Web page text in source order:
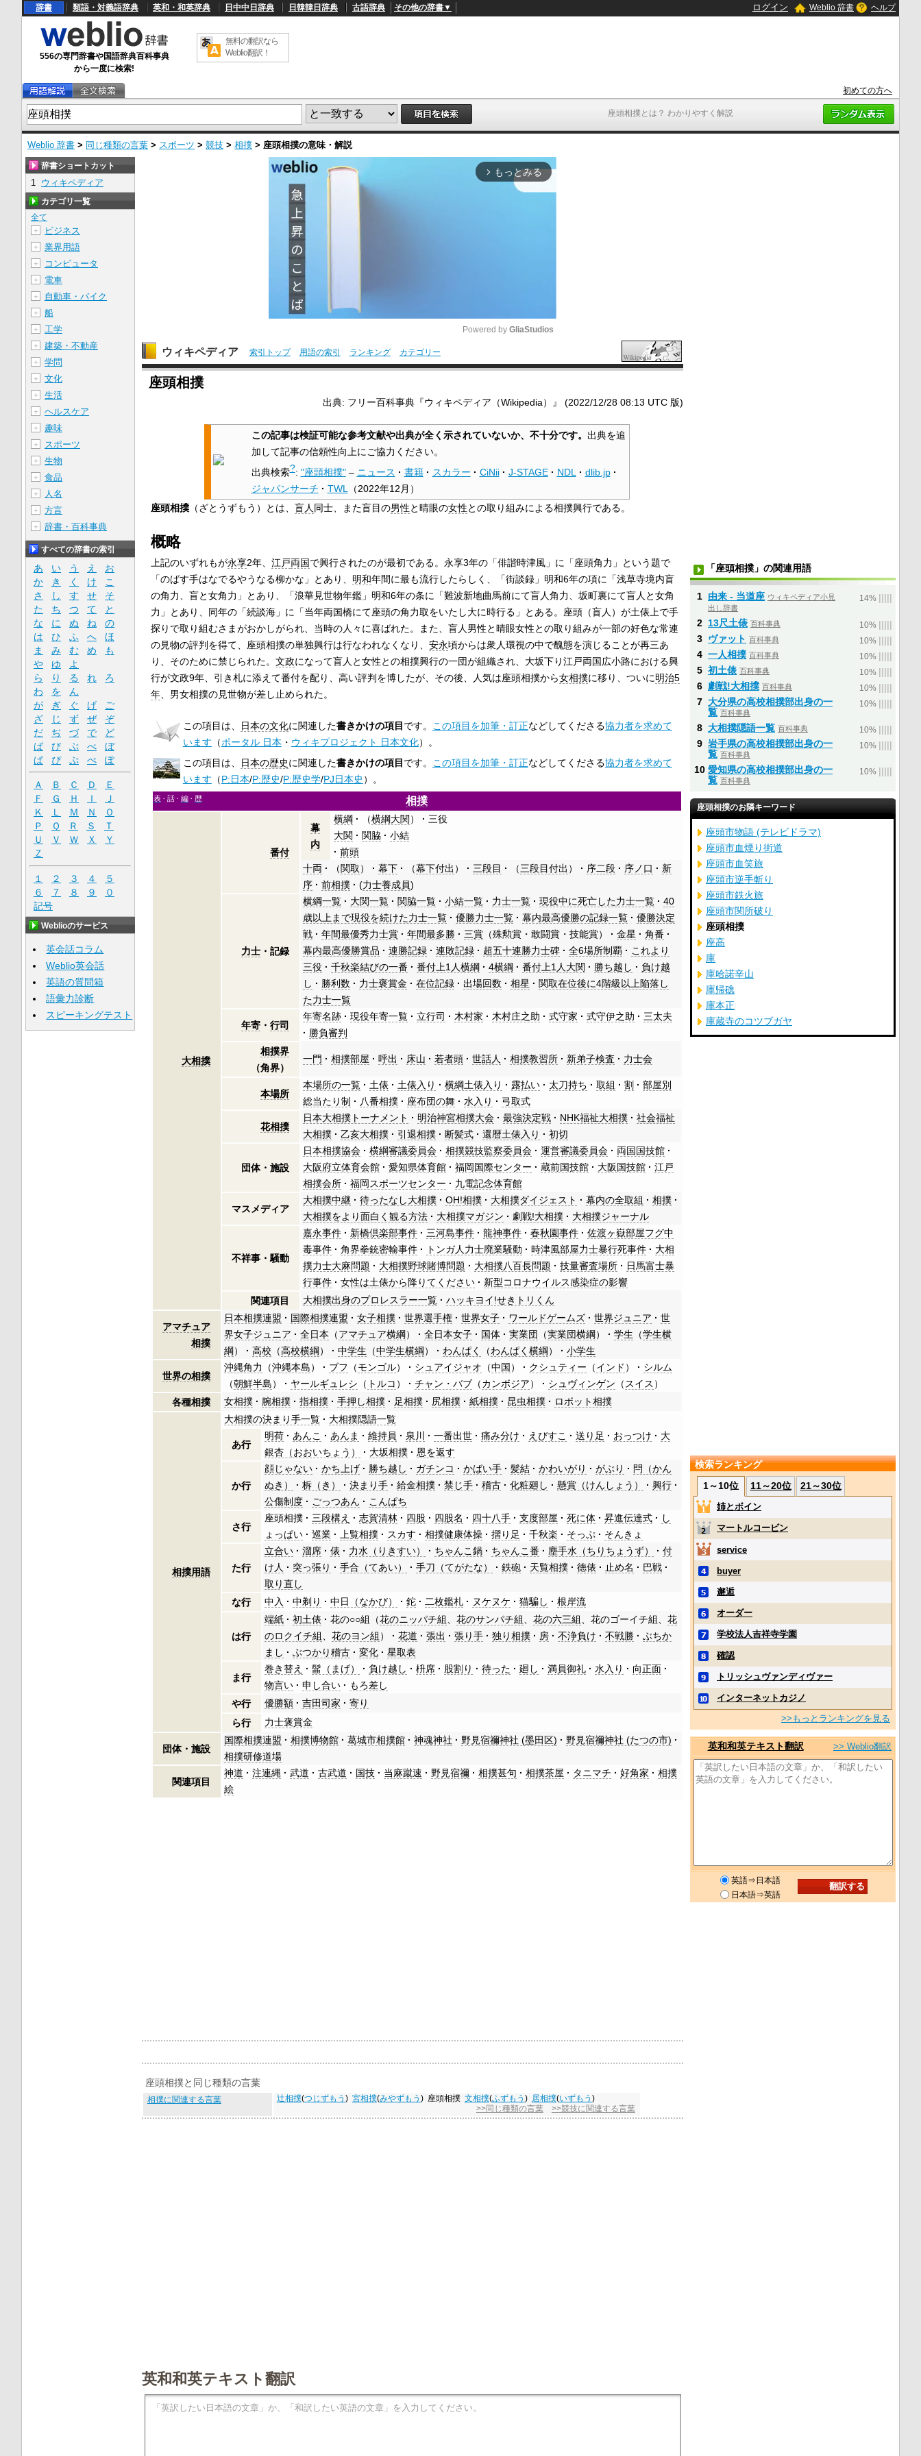
座頭相撲とは？ わかりやすく解説
辞書 類語・対義語辞典 英和・和英辞典 日中中日辞典 日韓韓日辞典 古語辞典 その他の辞書▼ ログイン Weblio 辞書 ヘルプ
556の専門辞書や国語辞典百科事典
から一度に検索!
無料の翻訳なら
Weblio翻訳！
初めての方へ
Weblio 辞書 > 同じ種類の言葉 > スポーツ > 競技 > 相撲 > 座頭相撲の意味・解説
arrow_forward_ios もっとみる
M
t
e
Powered by GliaStudios
ウィキペディア 索引トップ 用語の索引 ランキング カテゴリー
座頭相撲
出典: フリー百科事典『ウィキペディア（Wikipedia）』 (2022/12/28 08:13 UTC 版)
この記事は検証可能な参考文献や出典が全く示されていないか、不十分です。 出典を追
加して記事の信頼性向上にご協力ください。
出典検索?: "座頭相撲"– ニュース · 書籍 · スカラー · CiNii · J-STAGE · NDL · dlib.jp ·
ジャパンサーチ · TWL（2022年12月 ）
座頭相撲（ざとうずもう）とは、 盲人同士、また盲目の男性と晴眼の女性との取り組みによる相撲興行である。
概略
上記のいずれもが永享2年、 江戸両国で興行されたのが最初である。永享3年の「俳諧時津風」に「座頭角力」という題で
「のばす手はなでるやうなる柳かな」とあり、 明和年間に最も流行したらしく、「街談録」明和6年の項に「浅草寺境内盲
の角力、盲と女角力」とあり、「浪華見世物年鑑」明和6年の条に「難波新地曲馬前にて盲人角力、坂町裏にて盲人と女角
力」とあり、同年の「続談海」に「当年両国橋にて座頭の角力取をいたし大に時行る」とある。座頭（盲人）が土俵上で手
探りで取り組むさまがおかしがられ、当時の人々に喜ばれた。また、盲人男性と晴眼女性との取り組みが一部の好色な常連
の見物の評判を得て、座頭相撲の単独興行は行なわれなくなり、 安永頃からは衆人環視の中で醜態を演じることが再三あ
り、そのために禁じられた。 文政になって盲人と女性との相撲興行の一団が組織され、大坂下り江戸両国広小路における興
行が文政9年、引き札に添えて番付を配り、高い評判を博したが、その後、人気は座頭相撲から女相撲に移り、ついに明治5
年、男女相撲の見世物が差し止められた。
この項目は、 日本の文化に関連した書きかけの項目 です。 この項目を加筆・訂正などしてくださる協力者を求めて
います （ポータル 日本 ・ ウィキプロジェクト 日本文化）。
この項目は、
日本の歴史に関連した書きかけの項目 です。 この項目を加筆・訂正などしてくださる協力者を求めて
います （P:日本/P:歴史/P:歴史学/PJ日本史 ）。
表 話 編 歴 相撲
大相撲
番付
幕
内
横綱 （横綱大関）
三役
大関
関脇
小結
前頭
十両
（関取 ） 幕下 （幕下付出 ） 三段目 （三段目付出 ） 序二段 序ノ口
新
序
前相撲 (力士養成員)
力士 ・記録
横綱一覧 大関一覧 関脇一覧 小結一覧 力士一覧 現役中に死亡した力士一覧
40
歳以上まで現役を続けた力士一覧
優勝力士一覧 幕内最高優勝の記録一覧
優勝決定
戦
年間最優秀力士賞 年間最多勝 三賞 （殊勲賞・敢闘賞・技能賞） 金星
角番
幕内最高優勝賞品
連勝記録 連敗記録 超五十連勝力士碑 全6場所制覇
これより
三役
千秋楽結びの一番 番付上1人横綱 4横綱 番付上1人大関 勝ち越し
負け越
し
勝利数 力士褒賞金 在位記録 出場回数 相星
関取在位後に4階級以上陥落し
た力士一覧
年寄 ・行司
年寄名跡 現役年寄一覧 立行司 木村家 木村庄之助 式守家 式守伊之助
三太夫
勝負審判
相撲界
（角界）
一門 相撲部屋 呼出 床山 若者頭 世話人 相撲教習所 新弟子検査 力士会
本場所
本場所の一覧 土俵 土俵入り 横綱土俵入り 露払い 太刀持ち 取組 割
部屋別
総当たり制
八番相撲 座布団の舞 水入り 弓取式
花相撲
日本大相撲トーナメント 明治神宮相撲大会 最強決定戦 NHK福祉大相撲
社会福祉
大相撲
乙亥大相撲 引退相撲 断髪式 還暦土俵入り 初切
団体・施設
日本相撲協会 横綱審議委員会 相撲競技監察委員会 運営審議委員会
両国国技館
大阪府立体育会館
愛知県体育館 福岡国際センター 蔵前国技館 大阪国技館
江戸
相撲会所
福岡スポーツセンター 九電記念体育館
マスメディア
大相撲中継 待ったなし大相撲 OH!相撲 大相撲ダイジェスト 幕内の全取組
相撲
大相撲をより面白く観る方法
大相撲マガジン 劇戦!大相撲 大相撲ジャーナル
不祥事・騒動
嘉永事件 新橋倶楽部事件 三河島事件 龍神事件 春秋園事件
佐渡ヶ嶽部屋フグ中
毒事件
角界拳銃密輸事件 トンガ人力士廃業騒動 時津風部屋力士暴行死事件
大相
撲力士大麻問題
大相撲野球賭博問題 大相撲八百長問題 技量審査場所
日馬富士暴
行事件
女性は土俵から降りてください
新型コロナウイルス感染症の影響
関連項目
大相撲出身のプロレスラー一覧 ハッキヨイ!せきトリくん
アマチュア
相撲
日本相撲連盟 国際相撲連盟 女子相撲 世界選手権 世界女子 ワールドゲームズ 世界ジュニア
世
界女子ジュニア
全日本 （アマチュア横綱 ） 全日本女子 国体 実業団 （実業団横綱 ） 学生 （学生横
綱 ） 高校 （高校横綱 ） 中学生 （中学生横綱 ） わんぱく （わんぱく横綱 ） 小学生
世界の相撲
沖縄角力 （沖縄本島） ブフ （モンゴル） シュアイジャオ （中国 ） クシュティー （インド ）
シルム
（朝鮮半島） ヤールギュレシ （ トルコ ） チャン・バブ （カンボジア） シュヴィンゲン （ スイス ）
各種相撲
女相撲 腕相撲 指相撲 手押し相撲 足相撲 尻相撲 紙相撲 昆虫相撲 ロボット相撲
相撲用語
大相撲の決まり手一覧 大相撲隠語一覧
あ行
明荷 あんこ あんま 維持員 泉川 一番出世 痛み分け えびすこ 送り足 おっつけ
大
銀杏（おおいちょう）
大坂相撲 恩を返す
か行
顔じゃない かち上げ 勝ち越し ガチンコ かばい手 髪結 かわいがり がぶり
閂（かん
ぬき）
柝（き） 決まり手 給金相撲 禁じ手 稽古 化粧廻し 懸賞（けんしょう）
興行
公傷制度
ごっつあん こんぱち
さ行
座頭相撲 三段構え 志賀清林 四股 四股名 四十八手 支度部屋 死に体 昇進伝達式
し
ょっぱい
巡業 上覧相撲 スカす 相撲健康体操 摺り足 千秋楽 そっぷ そんきょ
た行
立合い 溜席 俵 力水（りきすい） ちゃんこ鍋 ちゃんこ番 塵手水（ちりちょうず）
付
け人
突っ張り 手合（てあい） 手刀（てがたな） 鉄砲 天覧相撲 徳俵 止め名
巴戦
取り直し
な行
中入 中剃り 中日（なかび） 鉈 二枚鑑札 ヌケヌケ 猫騙し 根岸流
は行
端紙 初土俵 花の○○組（花のニッパチ組 、花のサンパチ組 、花の六三組 、花のゴーイチ組、花
のロクイチ組
、花のヨン組 ） 花道 張出 張り手 独り相撲 房 不浄負け 不戦勝
ぶちか
まし
ぶつかり稽古 変化 星取表
ま行
巻き替え 髷（まげ） 負け越し 枡席 股割り 待った 廻し 満員御礼 水入り
向正面
物言い
申し合い
もろ差し
や行
優勝額 吉田司家
寄り
ら行
力士褒賞金
団体・施設
国際相撲連盟 相撲博物館 葛城市相撲館 神魂神社 野見宿禰神社 (墨田区)
野見宿禰神社 (たつの市)
相撲研修道場
関連項目
神道 注連縄 武道 古武道 国技 当麻蹴速 野見宿禰 相撲甚句 相撲茶屋 タニマチ 好角家
相撲
絵
座頭相撲と同じ種類の言葉
相撲に関連する言葉 辻相撲(つじずもう ) 宮相撲(みやずもう )座頭相撲 文相撲(ふずもう ) 居相撲(いずもう )
>>同じ種類の言葉
>>競技に関連する言葉
英和和英テキスト翻訳
辞書ショートカット
1 ウィキペディア
カテゴリ一覧
全て
＋
ビジネス
＋ 業界用語
＋ コンピュータ
＋ 電車
＋ 自動車・バイク
＋ 船
＋ 工学
＋ 建築・不動産
＋ 学問
＋ 文化
＋ 生活
＋ ヘルスケア
＋ 趣味
＋ スポーツ
＋ 生物
＋ 食品
＋ 人名
＋ 方言
＋ 辞書・百科事典
すべての辞書の索引
あ い う え
お
か
き く け
こ
さ
し す せ
そ
た
ち つ て
と
な
に ぬ ね
の
は
ひ ふ へ
ほ
ま
み む め
も
や
ゆ
よ
ら
り る れ
ろ
わ
を
ん
が
ぎ ぐ げ
ご
ざ
じ ず ぜ
ぞ
だ
ぢ づ で
ど
ば
び ぶ べ
ぼ
ぱ
ぴ ぷ ぺ ぽ
Ａ Ｂ Ｃ Ｄ
Ｅ
Ｆ
Ｇ Ｈ Ｉ
Ｊ
Ｋ
Ｌ Ｍ Ｎ
Ｏ
Ｐ
Ｑ Ｒ Ｓ
Ｔ
Ｕ
Ｖ Ｗ Ｘ
Ｙ
Ｚ
１ ２ ３ ４
５
６
７ ８ ９
０
記号
Weblioのサービス
英会話コラム
Weblio英会話
英語の質問箱
語彙力診断
スピーキングテスト
「座頭相撲」の関連用語
1 由来 - 当道座 ウィキペディア小見
出し辞書
14%
2 13尺土俵 百科事典 10%
3 ヴァット 百科事典 10%
4 一人相撲 百科事典 10%
5 初土俵 百科事典 10%
6 劇戦!大相撲 百科事典 10%
7 大分県の高校相撲部出身の一
覧 百科事典
10%
8 大相撲隠語一覧 百科事典 10%
9 岩手県の高校相撲部出身の一
覧 百科事典
10%
10 愛知県の高校相撲部出身の一
覧 百科事典
10%
座頭相撲のお隣キーワード
座頭市物語 (テレビドラマ)
座頭市血煙り街道
座頭市血笑旅
座頭市逆手斬り
座頭市鉄火旅
座頭市関所破り
座頭相撲
座高
庫
庫哈諾辛山
庫帰礁
庫本正
庫蔵寺のコツブガヤ
検索ランキング
1～10位
11～20位 21～30位
姉とボイン
マートルコービン
service
buyer
邂逅
オーダー
学校法人吉祥寺学園
確認
トリッシュヴァンディヴァー
インターネットカジノ
>>もっとランキングを見る
英和和英テキスト翻訳 >> Weblio翻訳
英語⇒日本語
日本語⇒英語